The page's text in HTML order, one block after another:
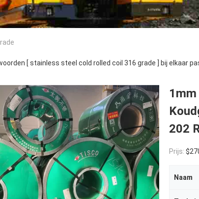
[ stainless steel cold rolled coil 316 grade ] bij elkaar
202
Prijs:
Naam